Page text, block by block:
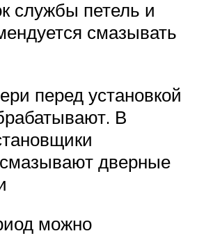
службы петель и
смазывать
перед установкой
В
дверные
можно